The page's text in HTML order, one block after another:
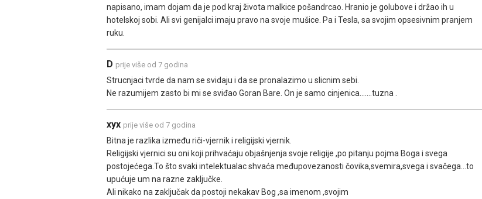
napisano, imam dojam da je pod kraj života malkice pošandrcao. Hranio je golubove i držao ih u
hotelskoj sobi. Ali svi genijalci imaju pravo na svoje mušice. Pa i Tesla, sa svojim opsesivnim pranjem
ruku.
D prije više od 7 godina
Strucnjaci tvrde da nam se svidaju i da se pronalazimo u slicnim sebi.
Ne razumijem zasto bi mi se sviđao Goran Bare. On je samo cinjenica.......tuzna .
xyx prije više od 7 godina
Bitna je razlika između riči-vjernik i religijski vjernik.
Religijski vjernici su oni koji prihvaćaju objašnjenja svoje religije ,po pitanju pojma Boga i svega
postojećega.To što svaki intelektualac shvaća međupovezanosti čovika,svemira,svega i svačega...to
upućuje um na razne zaključke.
Ali nikako na zaključak da postoji nekakav Bog ,sa imenom ,svojim